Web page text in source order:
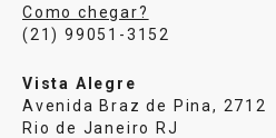
Como chegar?
(21) 99051-3152
Vista Alegre
Avenida Braz de Pina, 2712
Rio de Janeiro RJ